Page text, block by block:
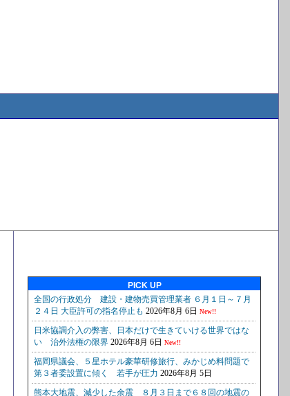
PICK UP